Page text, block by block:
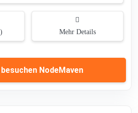
Mehr Details
NodeMaven